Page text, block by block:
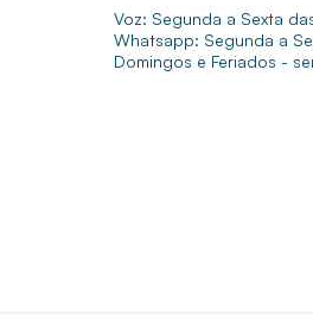
Voz: Segunda a Sexta
Whatsapp: Segunda a
Domingos e Feriados -